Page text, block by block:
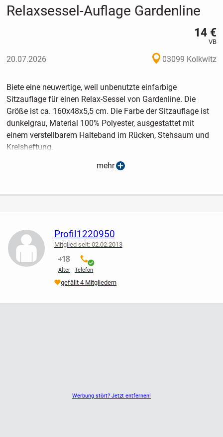
Relaxsessel-Auflage Gardenline
14 €
VB
20.07.2026 03099 Kolkwitz
Biete eine neuwertige, weil unbenutzte einfarbige
Sitzauflage für einen Relax-Sessel von Gardenline. Die
Größe ist ca. 160x48x5,5 cm. Die Farbe der Sitzauflage ist
dunkelgrau, Material 100% Polyester, ausgestattet mit
einem verstellbarem Halteband im Rücken, Stehsaum und
Kreisheftung.
"Versand ist bei Übernahme der Kosten möglich. (6,00 €
Zahlung des vereinbarten Preises. Lieferumfang und Inhalt
Gewährleistungsfrist für Gebrauchtwaren verkauft. Eine
Rücknahme erfolgt nicht. Bei Verlust kein Ersatz. Durch sein
Gebot erklärt sich der Käufer mit den vorgenannten
Regelungen einverstanden".
mehr
Werbung stört? Jetzt entfernen!
Profil1220950
Mitglied seit: 02.02.2013
Alter
nicht verifiziert
Telefon
verifiziert
gefällt 4 Mitgliedern